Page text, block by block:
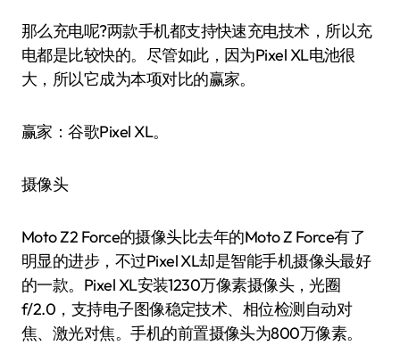
那么充电呢?两款手机都支持快速充电技术，所以充
电都是比较快的。尽管如此，因为Pixel XL电池很
大，所以它成为本项对比的赢家。
赢家：谷歌Pixel XL。
摄像头
Moto Z2 Force的摄像头比去年的Moto Z Force有了
明显的进步，不过Pixel XL却是智能手机摄像头最好
的一款。Pixel XL安装1230万像素摄像头，光圈
f/2.0，支持电子图像稳定技术、相位检测自动对
焦、激光对焦。手机的前置摄像头为800万像素。